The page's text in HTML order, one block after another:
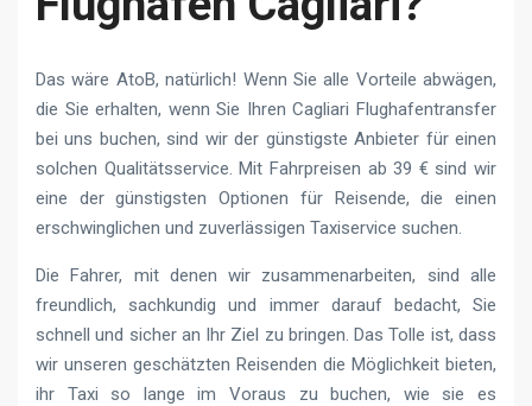
Das wäre AtoB, natürlich! Wenn Sie alle Vorteile abwägen,
die Sie erhalten, wenn Sie Ihren Cagliari Flughafentransfer
bei uns buchen, sind wir der günstigste Anbieter für einen
solchen Qualitätsservice. Mit Fahrpreisen ab 39 € sind wir
eine der günstigsten Optionen für Reisende, die einen
erschwinglichen und zuverlässigen Taxiservice suchen.
Die Fahrer, mit denen wir zusammenarbeiten, sind alle
freundlich, sachkundig und immer darauf bedacht, Sie
schnell und sicher an Ihr Ziel zu bringen. Das Tolle ist, dass
wir unseren geschätzten Reisenden die Möglichkeit bieten,
ihr Taxi so lange im Voraus zu buchen, wie sie es